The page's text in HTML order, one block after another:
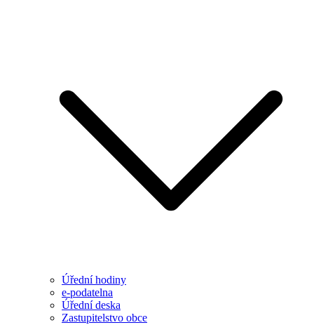
Úřední hodiny
e-podatelna
Úřední deska
Zastupitelstvo obce